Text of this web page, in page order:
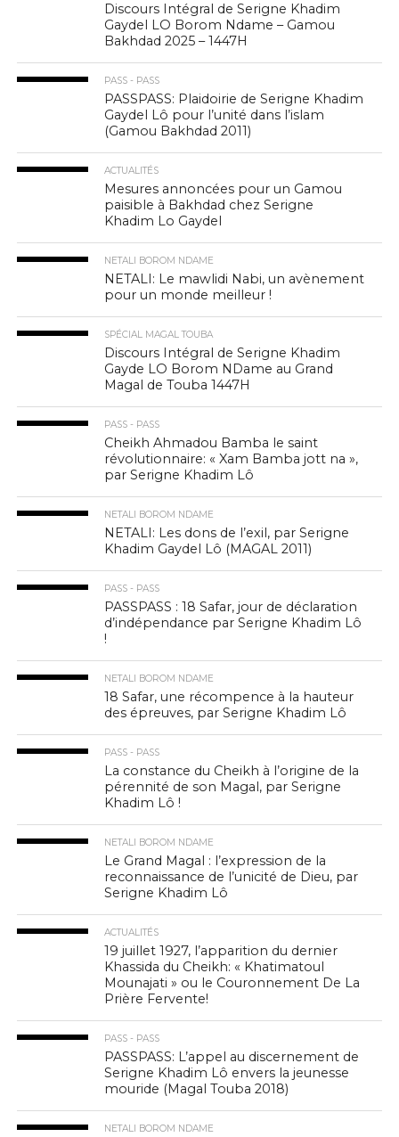
Discours Intégral de Serigne Khadim
Gaydel LO Borom Ndame – Gamou
Bakhdad 2025 – 1447H
PASS - PASS
PASSPASS: Plaidoirie de Serigne Khadim
Gaydel Lô pour l’unité dans l’islam
(Gamou Bakhdad 2011)
ACTUALITÉS
Mesures annoncées pour un Gamou
paisible à Bakhdad chez Serigne
Khadim Lo Gaydel
NETALI BOROM NDAME
NETALI: Le mawlidi Nabi, un avènement
pour un monde meilleur !
SPÉCIAL MAGAL TOUBA
Discours Intégral de Serigne Khadim
Gayde LO Borom NDame au Grand
Magal de Touba 1447H
PASS - PASS
Cheikh Ahmadou Bamba le saint
révolutionnaire: « Xam Bamba jott na »,
par Serigne Khadim Lô
NETALI BOROM NDAME
NETALI: Les dons de l’exil, par Serigne
Khadim Gaydel Lô (MAGAL 2011)
PASS - PASS
PASSPASS : 18 Safar, jour de déclaration
d’indépendance par Serigne Khadim Lô
!
NETALI BOROM NDAME
18 Safar, une récompence à la hauteur
des épreuves, par Serigne Khadim Lô
PASS - PASS
La constance du Cheikh à l’origine de la
pérennité de son Magal, par Serigne
Khadim Lô !
NETALI BOROM NDAME
Le Grand Magal : l’expression de la
reconnaissance de l’unicité de Dieu, par
Serigne Khadim Lô
ACTUALITÉS
19 juillet 1927, l’apparition du dernier
Khassida du Cheikh: « Khatimatoul
Mounajati » ou le Couronnement De La
Prière Fervente!
PASS - PASS
PASSPASS: L’appel au discernement de
Serigne Khadim Lô envers la jeunesse
mouride (Magal Touba 2018)
NETALI BOROM NDAME